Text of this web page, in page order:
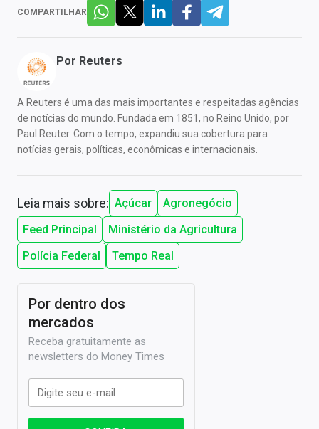
COMPARTILHAR
Por Reuters
A Reuters é uma das mais importantes e respeitadas agências
de notícias do mundo. Fundada em 1851, no Reino Unido, por
Paul Reuter. Com o tempo, expandiu sua cobertura para
notícias gerais, políticas, econômicas e internacionais.
Leia mais sobre: Açúcar
Agronegócio
Feed Principal
Ministério da Agricultura
Polícia Federal
Tempo Real
Por dentro dos
mercados
Receba gratuitamente as
newsletters do Money Times